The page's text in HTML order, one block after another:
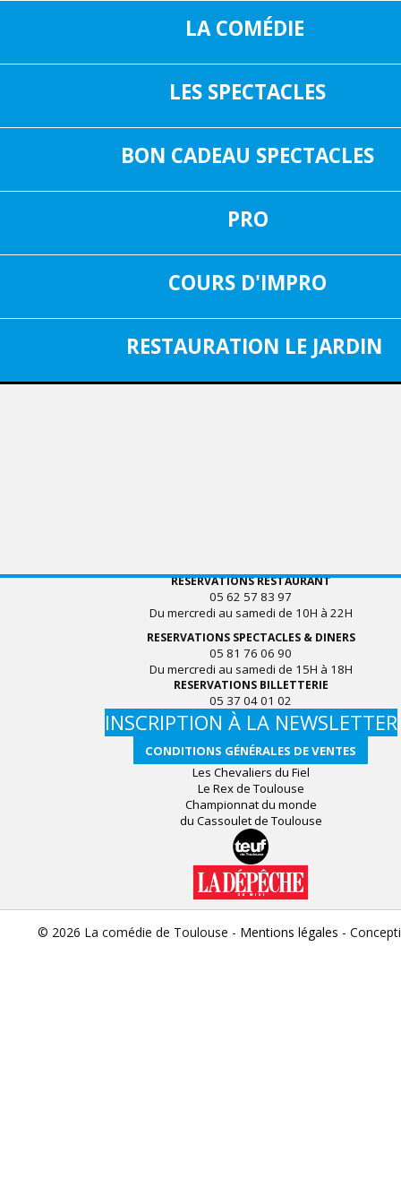
16, RUE
05 37 04 01 02
LA COMÉDIE
LES SPECTACLES
BON CADEAU SPECTACLES
PRO
COURS D'IMPRO
RESTAURATION LE JARDIN
SPECTACLE DU 29 JUIN 2026
Aucun spectacle
RESERVATIONS RESTAURANT
05 62 57 83 97
Du mercredi au samedi de 10H à 22H
RESERVATIONS SPECTACLES & DINERS
05 81 76 06 90
Du mercredi au samedi de 15H à 18H
RESERVATIONS BILLETTERIE
05 37 04 01 02
INSCRIPTION À LA NEWSLETTER
CONDITIONS GÉNÉRALES DE VENTES
Les Chevaliers du Fiel
Le Rex de Toulouse
Championnat du monde
du Cassoulet de Toulouse
© 2026 La comédie de Toulouse - Mentions légales -